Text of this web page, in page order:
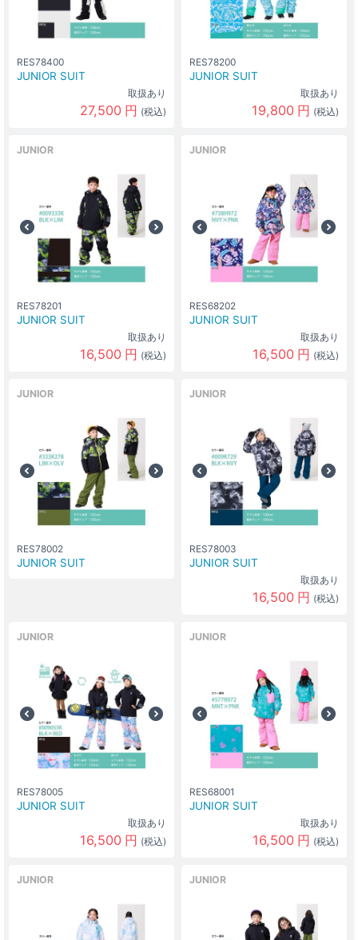
RES78400
JUNIOR SUIT
取扱あり
27,500 円 (税込)
RES78200
JUNIOR SUIT
取扱あり
19,800 円 (税込)
JUNIOR
RES78201
JUNIOR SUIT
取扱あり
16,500 円 (税込)
JUNIOR
RES68202
JUNIOR SUIT
取扱あり
16,500 円 (税込)
JUNIOR
RES78002
JUNIOR SUIT
JUNIOR
RES78003
JUNIOR SUIT
取扱あり
16,500 円 (税込)
JUNIOR
RES78005
JUNIOR SUIT
取扱あり
16,500 円 (税込)
JUNIOR
RES68001
JUNIOR SUIT
取扱あり
16,500 円 (税込)
JUNIOR JUNIOR